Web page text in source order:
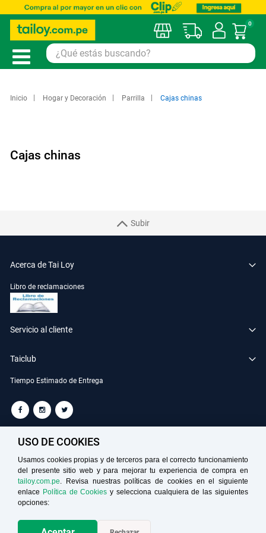
Mi
0
Inicio Hogar y Decoración Parrilla Cajas chinas
Cajas chinas
Subir
Acerca de Tai Loy
Libro de reclamaciones
Servicio al cliente
Taiclub
Tiempo Estimado de Entrega
TAILOY S.A. RUC: 20100049181
Medios de Pago
USO DE COOKIES
Usamos cookies propias y de terceros para el correcto funcionamiento
del presente sitio web y para mejorar tu experiencia de compra en
tailoy.com.pe. Revisa nuestras políticas de cookies en el siguiente
enlace Política de Cookies y selecciona cualquiera de las siguientes
opciones: